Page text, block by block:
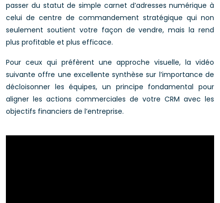
passer du statut de simple carnet d’adresses numérique à
celui de centre de commandement stratégique qui non
seulement soutient votre façon de vendre, mais la rend
plus profitable et plus efficace.
Pour ceux qui préfèrent une approche visuelle, la vidéo
suivante offre une excellente synthèse sur l’importance de
décloisonner les équipes, un principe fondamental pour
aligner les actions commerciales de votre CRM avec les
objectifs financiers de l’entreprise.